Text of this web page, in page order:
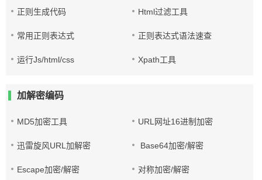
正则生成代码 Html过滤工具
常用正则表达式 正则表达式语法速查
运行Js/html/css Xpath工具
加解密编码
MD5加密工具 URL网址16进制加密
迅雷旋风URL加解密 Base64加密/解密
Escape加密/解密 对称加密/解密